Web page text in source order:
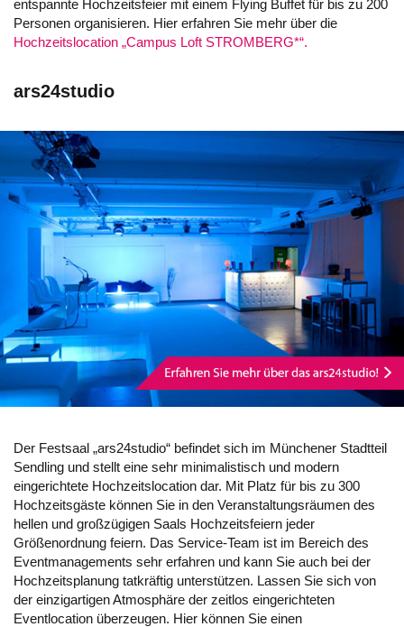
entspannte Hochzeitsfeier mit einem Flying Buffet für bis zu 200
Personen organisieren. Hier erfahren Sie mehr über die
Hochzeitslocation „Campus Loft STROMBERG*“.
ars24studio
Der Festsaal „ars24studio“ befindet sich im Münchener Stadtteil
Sendling und stellt eine sehr minimalistisch und modern
eingerichtete Hochzeitslocation dar. Mit Platz für bis zu 300
Hochzeitsgäste können Sie in den Veranstaltungsräumen des
hellen und großzügigen Saals Hochzeitsfeiern jeder
Größenordnung feiern. Das Service-Team ist im Bereich des
Eventmanagements sehr erfahren und kann Sie auch bei der
Hochzeitsplanung tatkräftig unterstützen. Lassen Sie sich von
der einzigartigen Atmosphäre der zeitlos eingerichteten
Eventlocation überzeugen. Hier können Sie einen